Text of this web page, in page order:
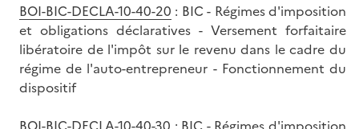
BOI-BIC-DECLA-10-40-20 : BIC - Régimes d'imposition
et obligations déclaratives - Versement forfaitaire
libératoire de l'impôt sur le revenu dans le cadre du
régime de l'auto-entrepreneur - Fonctionnement du
dispositif